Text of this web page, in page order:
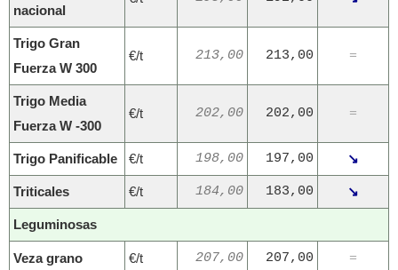
nacional
Trigo Gran
Fuerza W 300
€/t 213,00 213,00 =
Trigo Media
Fuerza W -300
€/t 202,00 202,00 =
Trigo Panificable €/t 198,00 197,00 ↘
Triticales €/t 184,00 183,00 ↘
Leguminosas
Veza grano €/t 207,00 207,00 =